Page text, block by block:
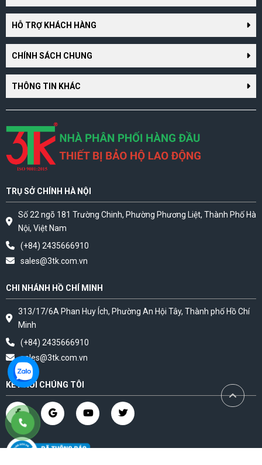
HỖ TRỢ KHÁCH HÀNG
CHÍNH SÁCH CHUNG
THÔNG TIN KHÁC
TRỤ SỞ CHÍNH HÀ NỘI
Số 22 ngõ 181 Trường Chinh, Phường Phương Liệt, Thành Phố Hà
Nội, Việt Nam
(+84) 2435666910
sales@3tk.com.vn
CHI NHÁNH HỒ CHÍ MINH
313/17/6A Phan Huy Ích, Phường An Hội Tây, Thành phố Hồ Chí
Minh
(+84) 2435666910
sales@3tk.com.vn
KẾT NỐI CHÚNG TÔI